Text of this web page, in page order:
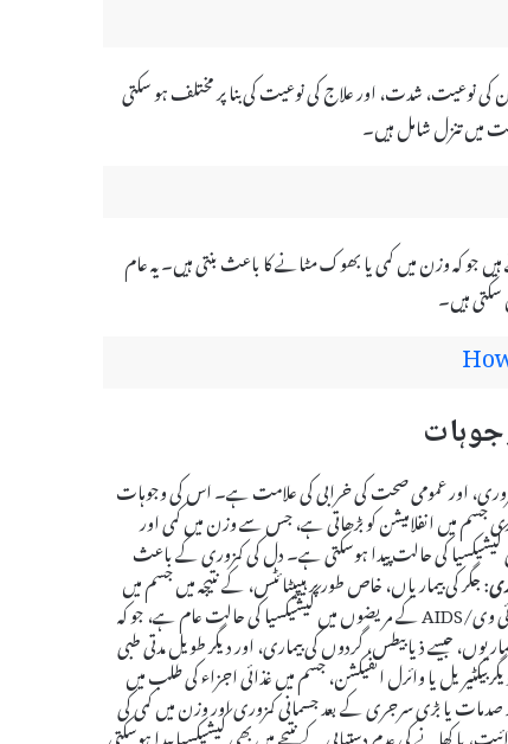
نوعیت، شدت، اور علاج کی نوعیت کی بنا پر مختلف ہو سکتی
میں تنزل شامل ہیں۔
کہ وزن میں کمی یا بھوک مٹانے کا باعث بنتی ہیں۔ یہ عام
سکتی ہیں۔
کمزوری، اور عمومی صحت کی خرابی کی علامت ہے۔ اس کی وجوہات
جسم میں انفلامیشن کو بڑھاتی ہے، جس سے وزن میں کمی اور
کی حالت پیدا ہوسکتی ہے۔ دل کی کمزوری کے باعث
: جگر کی بیماریاں، خاص طور پر ہیپیٹائٹس، کے نتیجہ میں جسم میں
: ایچ آئی وی/AIDS کے مریضوں میں کیشیکسیا کی حالت عام ہے، جو کہ
جیسے ذیابیطس، گردوں کی بیماری، اور دیگر طویل مدتی طبی
بیکٹیریل یا وائرل انفیکشن، جسم میں غذائی اجزاء کی طلب میں
یا بڑی سرجری کے بعد جسمانی کمزوری اور وزن میں کمی کی
یا کھانے کی عدم دستیابی کے نتیجے میں بھی کیشیکسیا پیدا ہوسکتی